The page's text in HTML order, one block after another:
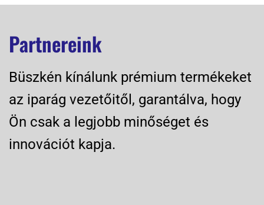
Partnereink
Büszkén kínálunk prémium termékeket
az iparág vezetőitől, garantálva, hogy
Ön csak a legjobb minőséget és
innovációt kapja.